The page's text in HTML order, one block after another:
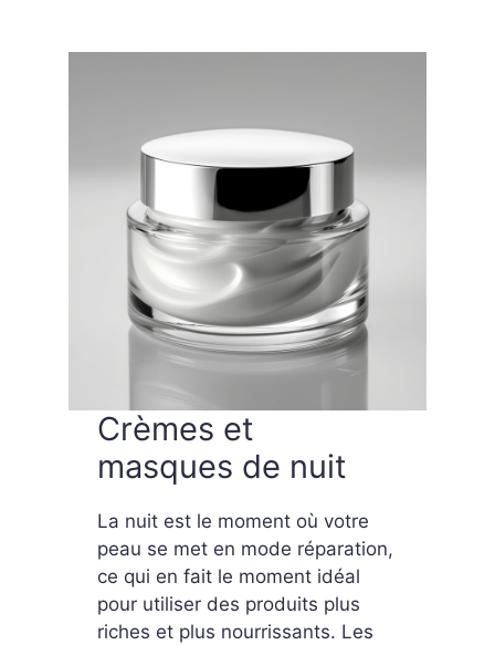
Crèmes et
masques de nuit
La nuit est le moment où votre
peau se met en mode réparation,
ce qui en fait le moment idéal
pour utiliser des produits plus
riches et plus nourrissants. Les